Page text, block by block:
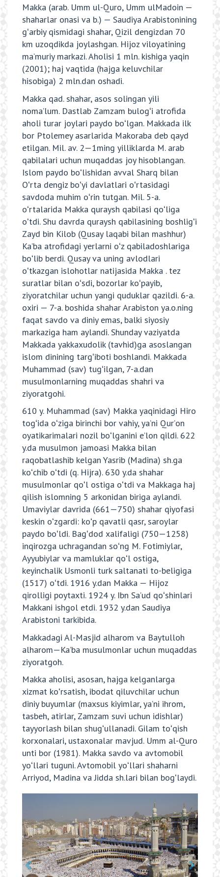
Makka (arab. Umm ul-Quro, Umm ulMadoin —
shaharlar onasi va b.) — Saudiya Arabistonining
gʻarbiy qismidagi shahar, Qizil dengizdan 70
km uzoqdikda joylashgan. Hijoz viloyatining
maʼmuriy markazi. Aholisi 1 mln. kishiga yaqin
(2001); haj vaqtida (hajga keluvchilar
hisobiga) 2 mln.dan oshadi.
Makka qad. shahar, asos solingan yili
nomaʼlum. Dastlab Zamzam bulogʻi atrofida
aholi turar joylari paydo boʻlgan. Makkada ilk
bor Ptolemey asarlarida Makoraba deb qayd
etilgan. Mil. av. 2—1ming yilliklarda M. arab
qabilalari uchun muqaddas joy hisoblangan.
Islom paydo boʻlishidan avval Sharq bilan
Oʻrta dengiz boʻyi davlatlari oʻrtasidagi
savdoda muhim oʻrin tutgan. Mil. 5-a.
oʻrtalarida Makka quraysh qabilasi qoʻliga
oʻtdi. Shu davrda quraysh qabilasining boshligʻi
Zayd bin Kilob (Qusay laqabi bilan mashhur)
Kaʼba atrofidagi yerlarni oʻz qabiladoshlariga
boʻlib berdi. Qusay va uning avlodlari
oʻtkazgan islohotlar natijasida Makka . tez
suratlar bilan oʻsdi, bozorlar koʻpayib,
ziyoratchilar uchun yangi quduklar qazildi. 6-a.
oxiri — 7-a. boshida shahar Arabiston ya.o.ning
faqat savdo va diniy emas, balki siyosiy
markaziga ham aylandi. Shunday vaziyatda
Makkada yakkaxudolik (tavhid)ga asoslangan
islom dinining targʻiboti boshlandi. Makkada
Muhammad (sav) tugʻilgan, 7-a.dan
musulmonlarning muqaddas shahri va
ziyoratgohi.
610 y. Muhammad (sav) Makka yaqinidagi Hiro
togʻida oʻziga birinchi bor vahiy, yaʼni Qurʼon
oyatikarimalari nozil boʻlganini eʼlon qildi. 622
y.da musulmon jamoasi Makka bilan
raqobatlashib kelgan Yasrib (Madina) sh.ga
koʻchib oʻtdi (q. Hijra). 630 y.da shahar
musulmonlar qoʻl ostiga oʻtdi va Makkaga haj
qilish islomning 5 arkonidan biriga aylandi.
Umaviylar davrida (661—750) shahar qiyofasi
keskin oʻzgardi: koʻp qavatli qasr, saroylar
paydo boʻldi. Bagʻdod xalifaligi (750—1258)
inqirozga uchragandan soʻng M. Fotimiylar,
Ayyubiylar va mamluklar qoʻl ostiga,
keyinchalik Usmonli turk saltanati to-beligiga
(1517) oʻtdi. 1916 y.dan Makka — Hijoz
qirolligi poytaxti. 1924 y. Ibn Saʼud qoʻshinlari
Makkani ishgol etdi. 1932 y.dan Saudiya
Arabistoni tarkibida.
Makkadagi Al-Masjid alharom va Baytulloh
alharom—Kaʼba musulmonlar uchun muqaddas
ziyoratgoh.
Makka aholisi, asosan, hajga kelganlarga
xizmat koʻrsatish, ibodat qiluvchilar uchun
diniy buyumlar (maxsus kiyimlar, yaʼni ihrom,
tasbeh, atirlar, Zamzam suvi uchun idishlar)
tayyorlash bilan shugʻullanadi. Gilam toʻqish
korxonalari, ustaxonalar mavjud. Umm al-Quro
unti bor (1981). Makka savdo va avtomobil
yoʻllari tuguni. Avtomobil yoʻllari shaharni
Arriyod, Madina va Jidda sh.lari bilan bogʻlaydi.